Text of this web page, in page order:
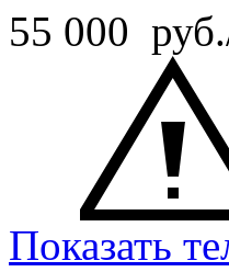
55 000
Показать